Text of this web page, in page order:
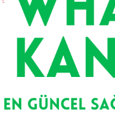
Fuara
buldu.